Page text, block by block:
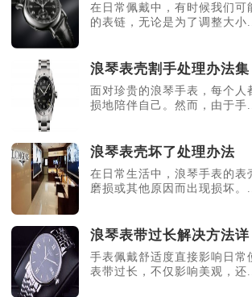
在日常佩戴中，有时候我们可
的表链，无论是为了调整大小
浪琴表壳割手处理办法集
面对珍贵的浪琴手表，每个人
损地陪伴自己。然而，由于手
浪琴表壳坏了处理办法
在日常生活中，浪琴手表的表
磨损或其他原因而出现损坏。
浪琴表带过长解决方法详
手表佩戴舒适度直接影响日常
表带过长，不仅影响美观，还